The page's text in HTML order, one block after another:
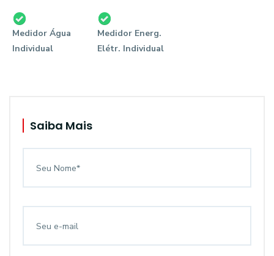
Medidor Água
Individual
Medidor Energ.
Elétr. Individual
Saiba Mais